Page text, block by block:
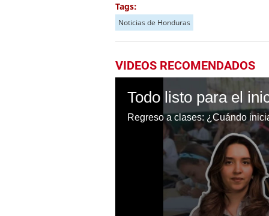
Tags:
Noticias de Honduras
VIDEOS RECOMENDADOS
Regreso a clases: ¿Cuándo